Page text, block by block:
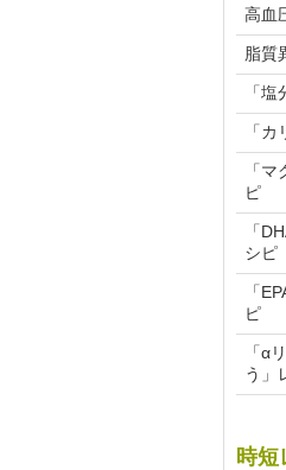
高血
脂質
「
「
「
ピ
「
シピ
「
ピ
「α
う」
時短